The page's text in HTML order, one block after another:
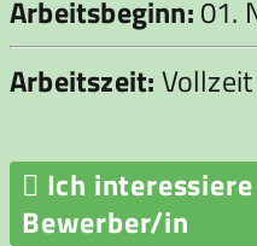
Arbeitsbeginn:01.
Arbeitszeit:Vollzeit
 Ich
Bewerber/in